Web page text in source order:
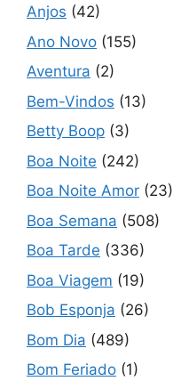
Anjos (42)
Ano Novo (155)
Aventura (2)
Bem-Vindos (13)
Betty Boop (3)
Boa Noite (242)
Boa Noite Amor (23)
Boa Semana (508)
Boa Tarde (336)
Boa Viagem (19)
Bob Esponja (26)
Bom Dia (489)
Bom Feriado (1)